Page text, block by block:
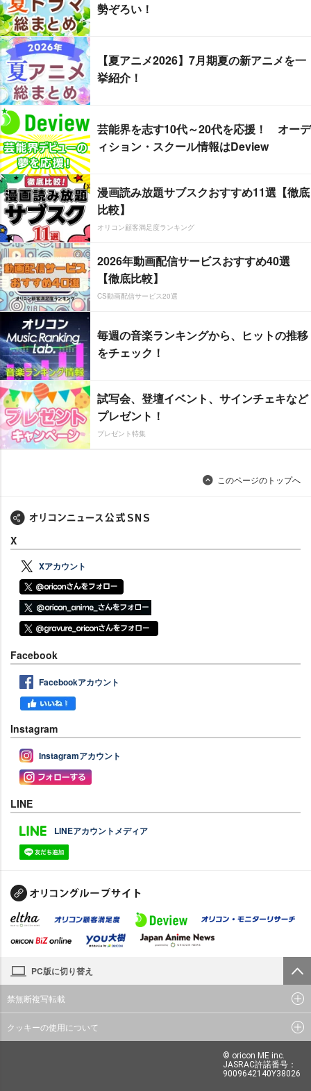
勢ぞろい！
【夏アニメ2026】7月期夏の新アニメを一
挙紹介！
芸能界を志す10代～20代を応援！ オーデ
ィション・スクール情報はDeview
漫画読み放題サブスクおすすめ11選【徹底
比較】
オリコン顧客満足度ランキング
2026年動画配信サービスおすすめ40選
【徹底比較】
CS動画配信サービス20選
毎週の音楽ランキングから、ヒットの推移
をチェック！
試写会、登壇イベント、サインチェキなど
プレゼント！
プレゼント特集
このページのトップへ
X
Xアカウント
Facebook
Facebookアカウント
Instagram
Instagramアカウント
LINE
LINEアカウントメディア
PC版に切り替え
禁無断複写転載
クッキーの使用について
© oricon ME inc.
JASRAC許諾番号：
9009642140Y38026